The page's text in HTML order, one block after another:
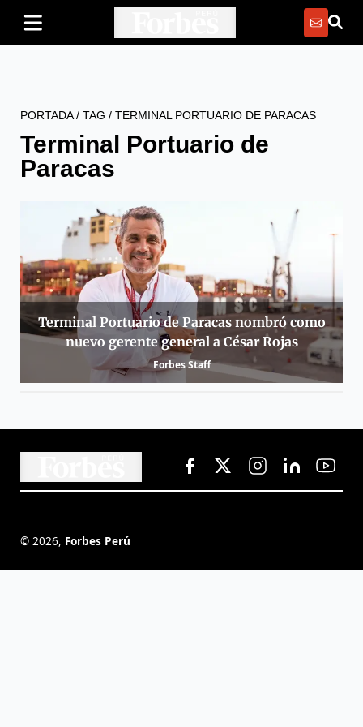
PORTADA/ TAG / TERMINAL PORTUARIO DE PARACAS
Terminal Portuario de
Paracas
Terminal Portuario de Paracas nombró como
nuevo gerente general a César Rojas
Forbes Staff
© 2026, Forbes Perú